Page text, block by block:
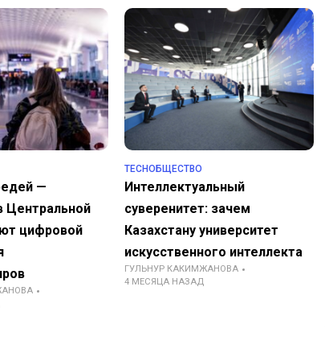
—
Центральной
цифровой
TECHОБЩЕСТВО
Интеллектуальный
суверенитет: зачем
Казахстану университет
искусственного интеллекта
ГУЛЬНУР КАКИМЖАНОВА
4 МЕСЯЦА НАЗАД